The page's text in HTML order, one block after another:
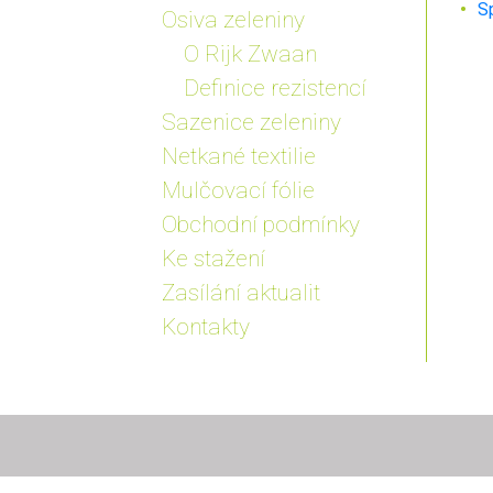
Osiva zeleniny
O Rijk Zwaan
Definice rezistencí
Sazenice zeleniny
Netkané textilie
Mulčovací fólie
Obchodní podmínky
Ke stažení
Zasílání aktualit
Kontakty